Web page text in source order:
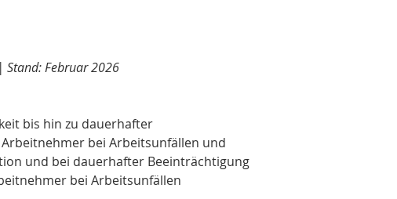
Stand: Februar 2026
bis hin zu dauerhafter
bei Arbeitsunfällen und
und bei dauerhafter Beeinträchtigung
bei Arbeitsunfällen